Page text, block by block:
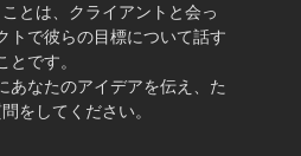
とは、クライアントと会っ
トで彼らの目標について話す
とです。
あなたのアイデアを伝え、た
をしてください。